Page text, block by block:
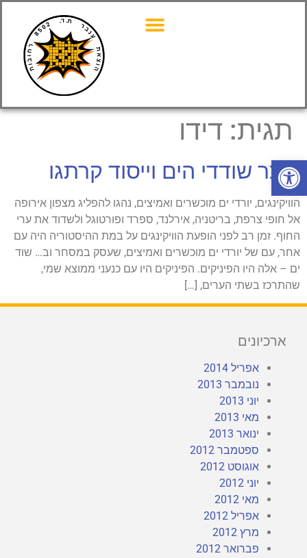
פתח סרגל נגישות
תגית: דידו
אוצר שודדי הים וייסוד קרתגו
הוויקינגים, יורדי ים מוכשרים ואמיצים, נהגו להפליג מצפון אירופה
אל חופי צרפת, בריטניה, אירלנד, ספרד ופורטוגל ולשדוד את ערי
החוף. זמן רב לפני הופעת הוויקינגים על במת ההיסטוריה היה עם
אחר, עם של יורדי ים מוכשרים ואמיצים, שעסק במסחר וב… שוד
ים – אלה היו הפיניקים. הפיניקים היו עם כנעני ממוצא שמי,
שהתרכז בשתי הערים, […]
ארכיונים
אפריל 2014
נובמבר 2013
יוני 2013
מאי 2013
ינואר 2013
ספטמבר 2012
אוגוסט 2012
יוני 2012
מאי 2012
אפריל 2012
מרץ 2012
פברואר 2012